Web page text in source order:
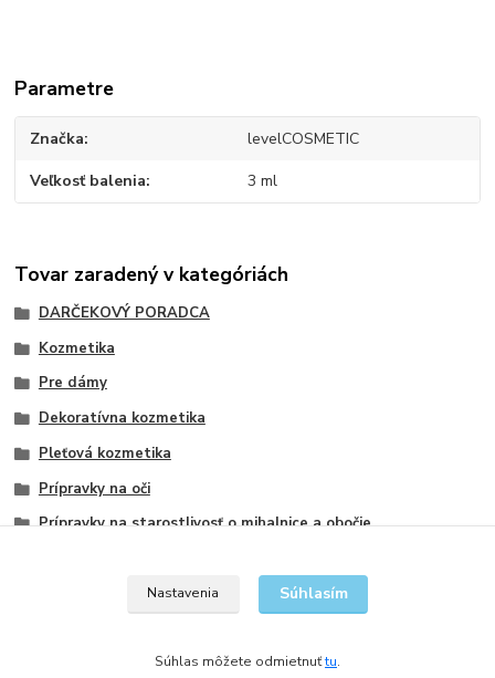
Parametre
Značka levelCOSMETIC
Veľkosť balenia 3 ml
Tovar zaradený v kategóriách
DARČEKOVÝ PORADCA
Kozmetika
Pre dámy
Dekoratívna kozmetika
Pleťová kozmetika
Prípravky na oči
Prípravky na starostlivosť o mihalnice a obočie
Nastavenia Súhlasím
Súhlas môžete odmietnuťtu.